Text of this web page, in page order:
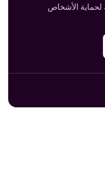
الأشخاص